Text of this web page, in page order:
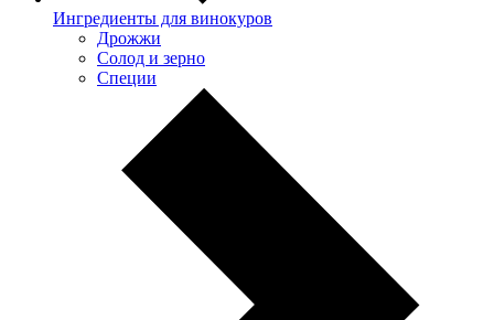
Ингредиенты для винокуров
Дрожжи
Солод и зерно
Специи